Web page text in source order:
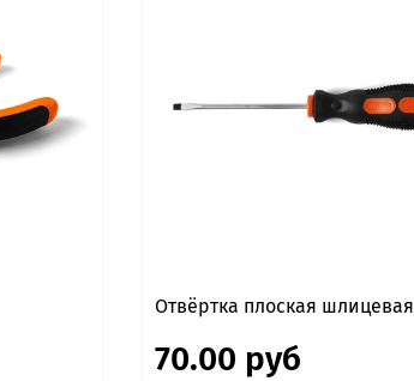
Отвёртка плоская шлицевая
70.00 руб